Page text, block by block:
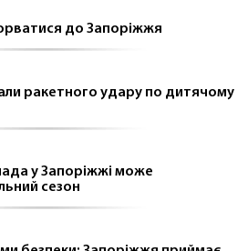
до Запоріжжя
ракетного удару по дитячому
у Запоріжжі може
сезон